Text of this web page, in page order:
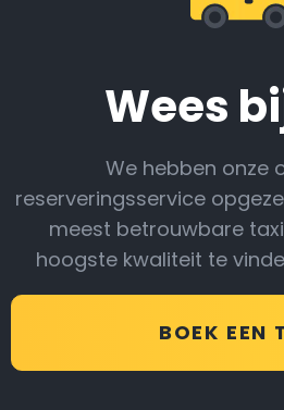
Wees
We hebben onze
reserveringsservice
meest betrouwbare
hoogste kwaliteit te
BOEK EEN